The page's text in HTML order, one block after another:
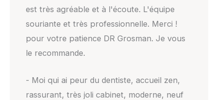
est très agréable et à l'écoute. L'équipe
souriante et très professionnelle. Merci !
pour votre patience DR Grosman. Je vous
le recommande.
- Moi qui ai peur du dentiste, accueil zen,
rassurant, très joli cabinet, moderne, neuf